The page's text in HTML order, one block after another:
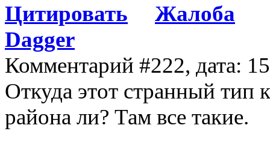
Цитировать
Жалоба
Dagger
Комментарий #222, дата:
Откуда этот странный тип
района ли? Там все такие.